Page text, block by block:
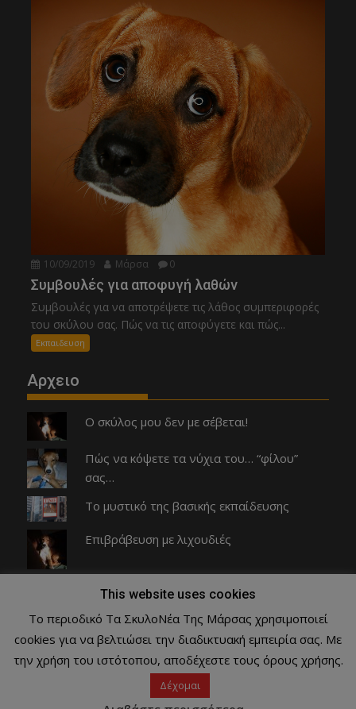
10/09/2019 Μάρσα 0
Συμβουλές για αποφυγή λαθών
Συμβουλές για να αποτρέψετε τις λάθος συμπεριφορές
του σκύλου σας. Πώς να τις αποφύγετε και πώς...
Εκπαιδευση
Αρχειο
Ο σκύλος μου δεν με σέβεται!
Πώς να κόψετε τα νύχια του… “φίλου”
σας…
Το μυστικό της βασικής εκπαίδευσης
Επιβράβευση με λιχουδιές
6 Συμβουλές εκπαίδευσης …. ανθρώπων!!!
Copyright © All rights reserved Τα ΣκυλοΝέα Της Μάρσας
Proudly powered by WordPress |
Themes
This website uses cookies
Το περιοδικό Τα ΣκυλοΝέα Της Μάρσας χρησιμοποιεί
cookies για να βελτιώσει την διαδικτυακή εμπειρία σας. Με
την χρήση του ιστότοπου, αποδέχεστε τους όρους χρήσης.
Δέχομαι